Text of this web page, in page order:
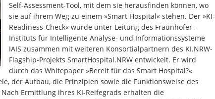
Self-Assessment-Tool, mit dem sie herausfinden können, wo
sie auf ihrem Weg zu einem »Smart Hospital« stehen. Der »KI-
Readiness-Check« wurde unter Leitung des Fraunhofer-
Instituts für Intelligente Analyse- und Informationssysteme
IAIS zusammen mit weiteren Konsortialpartnern des KI.NRW-
Flagship-Projekts SmartHospital.NRW entwickelt. Er wird
durch das Whitepaper »Bereit für das Smart Hospital?«
der Aufbau, die Prinzipien sowie die Funktionsweise des
Ermittlung ihres KI-Reifegrads erhalten die